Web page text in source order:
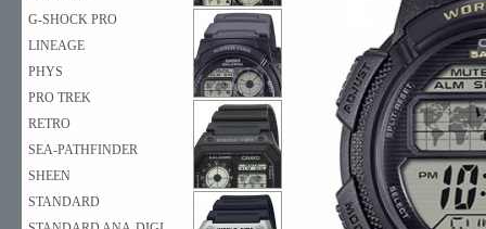
G-SHOCK PRO
LINEAGE
PHYS
PRO TREK
RETRO
SEA-PATHFINDER
SHEEN
STANDARD